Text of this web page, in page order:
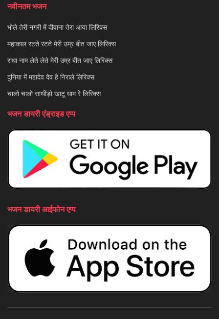
नवीनतम भजन
भोले तेरी नगरी में दीवाना तेरा आया लिरिक्स
महाकाल रटते रटते मेरी उम्र बीत जाए लिरिक्स
राधा नाम लेते लेते मेरी उम्र बीत जाए लिरिक्स
दुनिया में महादेव देव है निराले लिरिक्स
चालो चालो साथीड़ो खाटू धाम रे लिरिक्स
भजन डायरी एंड्राइड एप्प
भजन डायरी आईफोन एप्प